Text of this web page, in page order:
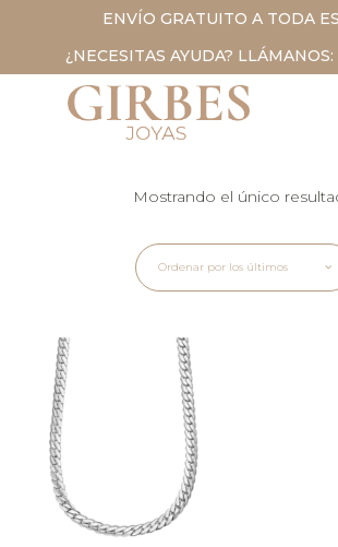
ENVÍO GRATUITO A TODA
¿NECESITAS AYUDA?
Mostrando el único
Ordenar por los últimos